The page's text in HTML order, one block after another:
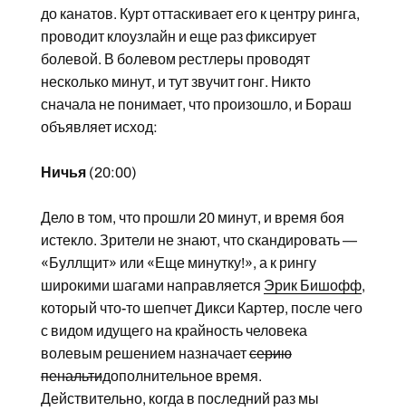
до канатов. Курт оттаскивает его к центру ринга,
проводит клоузлайн и еще раз фиксирует
болевой. В болевом рестлеры проводят
несколько минут, и тут звучит гонг. Никто
сначала не понимает, что произошло, и Бораш
объявляет исход:
Ничья(20:00)
Дело в том, что прошли 20 минут, и время боя
истекло. Зрители не знают, что скандировать —
«Буллщит» или «Еще минутку!», а к рингу
широкими шагами направляется Эрик Бишофф,
который что-то шепчет Дикси Картер, после чего
с видом идущего на крайность человека
волевым решением назначаетсерию
пенальтидополнительное время.
Действительно, когда в последний раз мы